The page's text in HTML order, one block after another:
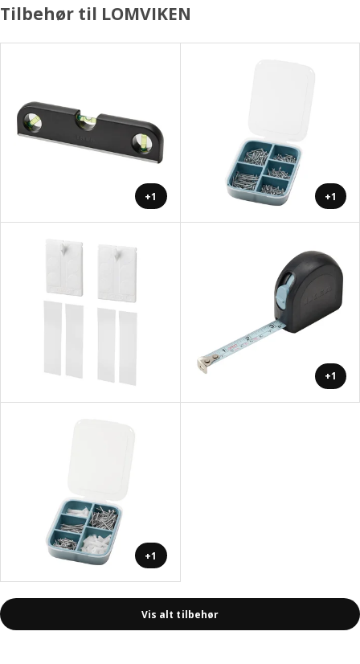
Tilbehør til LOMVIKEN
+1 +1
+1
+1
Vis alt tilbehør